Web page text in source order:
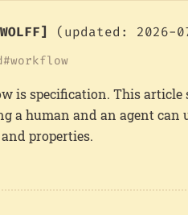
(updated: 2026-
workflow
is specification. This article
a human and an agent can
properties.